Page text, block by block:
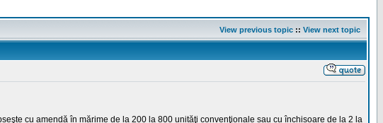
View previous topic :: View next topic
cu amendă în mărime de la 200 la 800 unităţi convenţionale sau cu închisoare de la 2 la